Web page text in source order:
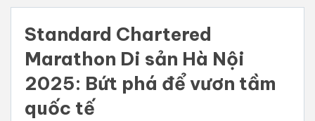
Standard Chartered
Marathon Di sản Hà Nội
2025: Bứt phá để vươn tầm
quốc tế